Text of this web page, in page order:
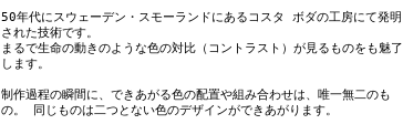
50年代にスウェーデン・スモーランドにあるコスタ ボダの工房にて発明
された技術です。
まるで生命の動きのような色の対比（コントラスト）が見るものをも魅了
します。
制作過程の瞬間に、できあがる色の配置や組み合わせは、唯一無二のも
の。 同じものは二つとない色のデザインができあがります。